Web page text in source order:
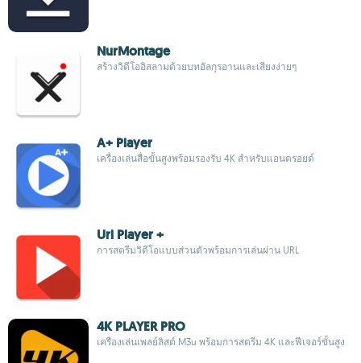
NurMontage
สร้างวิดีโออิสลามด้วยบทอัลกุรอานและเสียงง่ายๆ
A+ Player
เครื่องเล่นสื่อขั้นสูงพร้อมรองรับ 4K สำหรับแอนดรอยด์
Url Player +
การสตรีมวิดีโอแบบส่วนตัวพร้อมการเล่นผ่าน URL
4K PLAYER PRO
เครื่องเล่นเพลย์ลิสต์ M3u พร้อมการสตรีม 4K และฟีเจอร์ขั้นสูง